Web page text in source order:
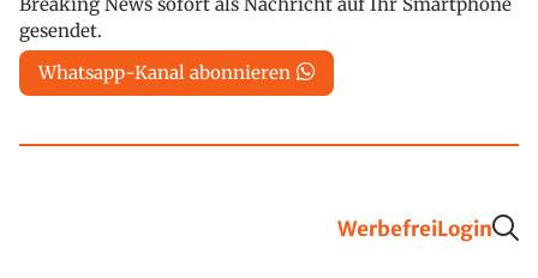
gesendet.
Whatsapp-Kanal abonnieren
WerbefreiLogin